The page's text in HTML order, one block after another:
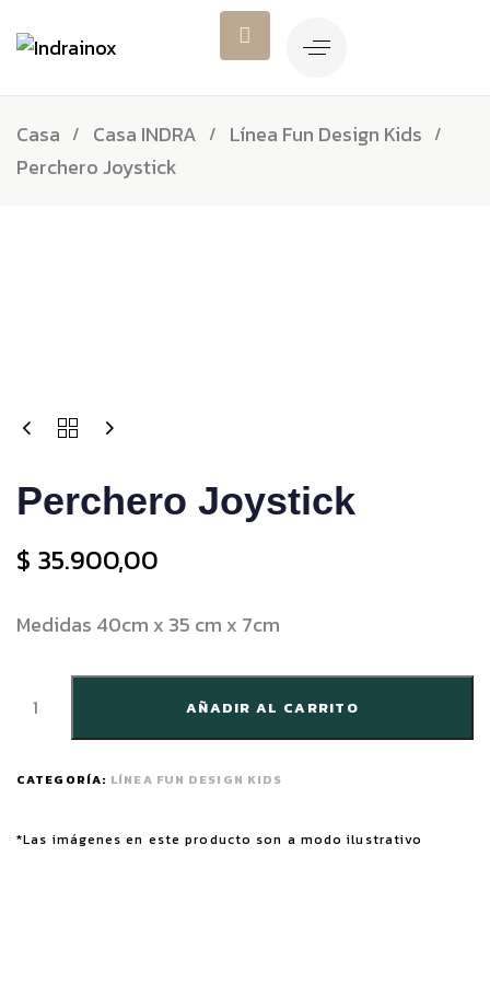
Casa Casa INDRA
Línea Fun Design Kids
Perchero Joystick
Perchero Joystick
$ 35.900,00
Medidas 40cm x 35 cm x 7cm
AÑADIR AL CARRITO
CATEGORÍA: LÍNEA FUN DESIGN KIDS
*Las imágenes en este producto son a modo ilustrativo